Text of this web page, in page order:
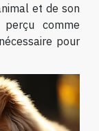
et de son
comme
pour